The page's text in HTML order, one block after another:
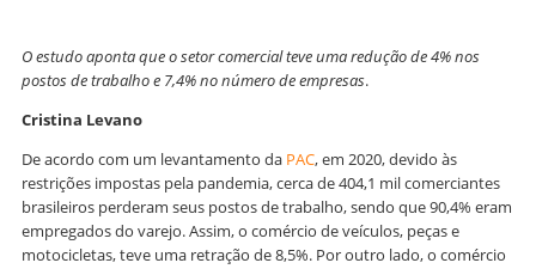
O estudo aponta que o setor comercial teve uma redução de 4% nos
postos de trabalho e 7,4% no número de empresas.
Cristina Levano
De acordo com um levantamento da PAC, em 2020, devido às
restrições impostas pela pandemia, cerca de 404,1 mil comerciantes
brasileiros perderam seus postos de trabalho, sendo que 90,4% eram
empregados do varejo. Assim, o comércio de veículos, peças e
motocicletas, teve uma retração de 8,5%. Por outro lado, o comércio